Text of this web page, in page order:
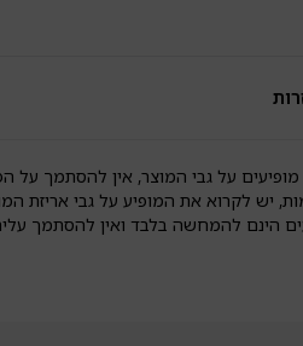
מופיעים על גבי המוצר, אין להסתמך על
יש לקרוא את המופיע על גבי אריזת
הינם להמחשה בלבד ואין להסתמך